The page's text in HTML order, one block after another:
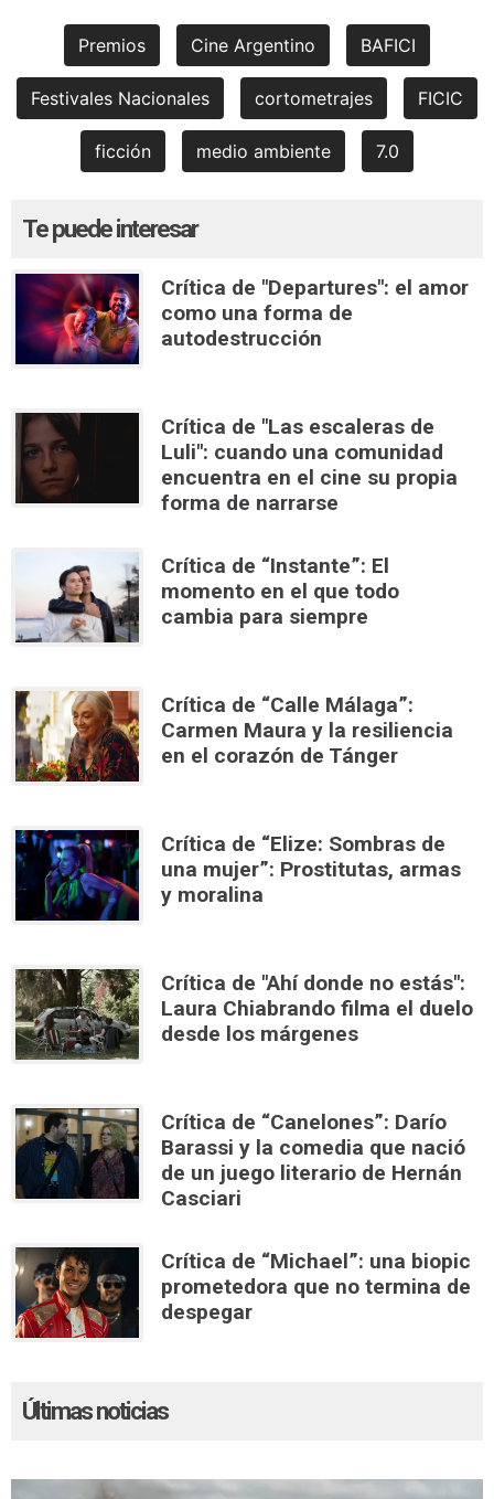
Premios Cine Argentino BAFICI
Festivales Nacionales cortometrajes FICIC
ficción medio ambiente 7.0
Te puede interesar
Crítica de "Departures": el amor
como una forma de
autodestrucción
Crítica de "Las escaleras de
Luli": cuando una comunidad
encuentra en el cine su propia
forma de narrarse
Crítica de “Instante”: El
momento en el que todo
cambia para siempre
Crítica de “Calle Málaga”:
Carmen Maura y la resiliencia
en el corazón de Tánger
Crítica de “Elize: Sombras de
una mujer”: Prostitutas, armas
y moralina
Crítica de "Ahí donde no estás":
Laura Chiabrando filma el duelo
desde los márgenes
Crítica de “Canelones”: Darío
Barassi y la comedia que nació
de un juego literario de Hernán
Casciari
Crítica de “Michael”: una biopic
prometedora que no termina de
despegar
Últimas noticias